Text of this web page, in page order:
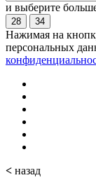
и выберите
28 34
Нажимая на
персональных
< назад